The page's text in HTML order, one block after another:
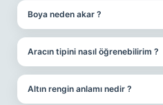
Boya neden akar ?
Aracın tipini nasıl öğrenebilirim ?
Altın rengin anlamı nedir ?